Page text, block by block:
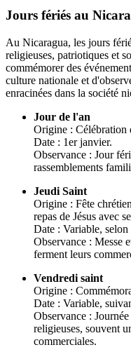
Jours fériés au
Au Nicaragua, les jours
religieuses, patriotiques et
commémorer des
culture nationale et
enracinées dans la société
Jour de l'an
Origine : Célébration
Date : 1er janvier.
Observance : Jour
rassemblements
Jeudi Saint
Origine : Fête
repas de Jésus avec
Date : Variable,
Observance : Messe
ferment leurs
Vendredi saint
Origine :
Date : Variable,
Observance :
religieuses, souvent
commerciales.